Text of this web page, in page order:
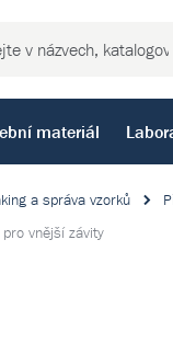
materiál
a správa vzorků
vnější závity